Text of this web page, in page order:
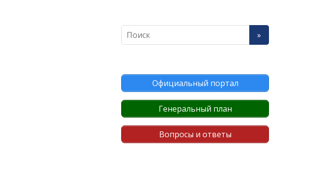
Официальный портал
Генеральный план
Вопросы и ответы